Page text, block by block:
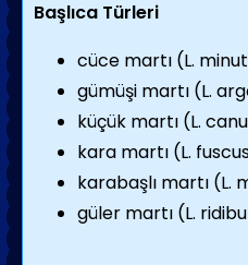
Başlıca Türleri
cüce martı (L.
gümüşi martı (L.
küçük martı (L.
kara martı (L.
karabaşlı martı (L.
güler martı (L.